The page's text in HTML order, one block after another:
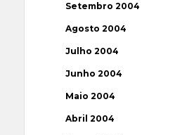
Setembro 2004
Agosto 2004
Julho 2004
Junho 2004
Maio 2004
Abril 2004